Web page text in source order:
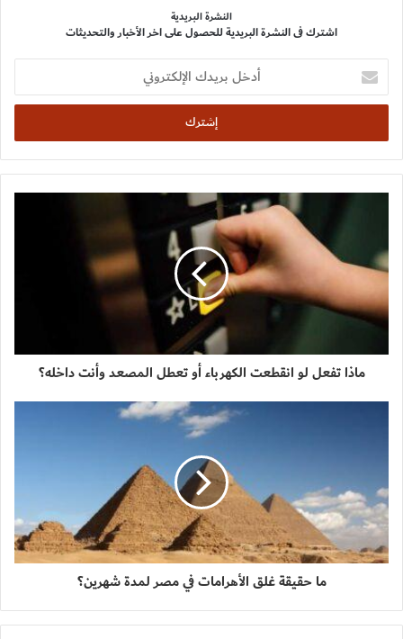
النشرة البريدية
اشترك فى النشرة البريدية للحصول على اخر الأخبار والتحديثات
أدخل
بريدك
الإلكتروني
ماذا تفعل لو انقطعت الكهرباء أو تعطل المصعد وأنت داخله؟
ما حقيقة غلق الأهرامات في مصر لمدة شهرين؟